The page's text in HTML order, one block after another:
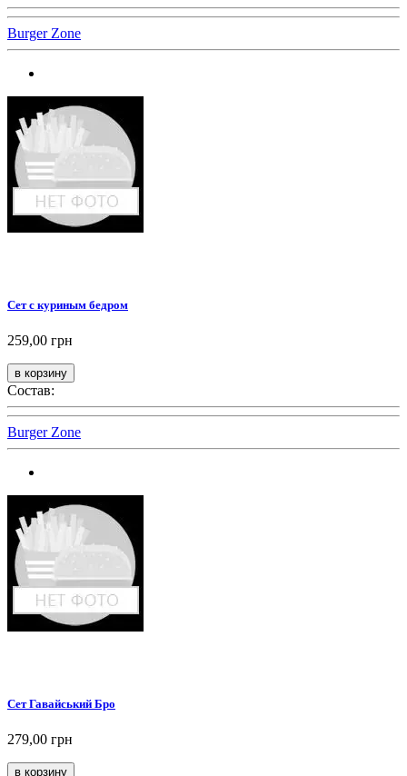
Burger Zone
Сет с куриным бедром
259,00 грн
Состав:
Burger Zone
Сет Гавайський Бро
279,00 грн